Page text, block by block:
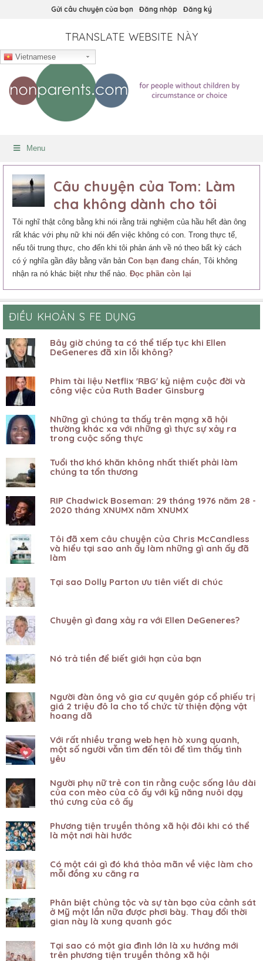
Gửi câu chuyện của bạn Đăng nhập Đăng ký
TRANSLATE WEBSITE NÀY
Vietnamese
Menu
Câu chuyện của Tom: Làm
cha không dành cho tôi
Tôi nghĩ thật công bằng khi nói rằng trải nghiệm của hầu hết đàn ông
rất khác với phụ nữ khi nói đến việc không có con. Trong thực tế,
nếu tôi trung thực, cho đến khi tôi phản ánh về nó theo bất kỳ cách
có ý nghĩa gần đây bằng văn bản Con bạn đang chán, Tôi không
nhận ra nó khác biệt như thế nào. Đọc phần còn lại
ĐIỀU KHOẢN S FE DỤNG
Bây giờ chúng ta có thể tiếp tục khi Ellen
DeGeneres đã xin lỗi không?
Phim tài liệu Netflix 'RBG' kỷ ​​niệm cuộc đời và
công việc của Ruth Bader Ginsburg
Những gì chúng ta thấy trên mạng xã hội
thường khác xa với những gì thực sự xảy ra
trong cuộc sống thực
Tuổi thơ khó khăn không nhất thiết phải làm
chúng ta tổn thương
RIP Chadwick Boseman: 29 tháng 1976 năm 28 -
2020 tháng XNUMX năm XNUMX
Tôi đã xem câu chuyện của Chris McCandless
và hiểu tại sao anh ấy làm những gì anh ấy đã
làm
Tại sao Dolly Parton ưu tiên viết di chúc
Chuyện gì đang xảy ra với Ellen DeGeneres?
Nó trả tiền để biết giới hạn của bạn
Người đàn ông vô gia cư quyên góp cổ phiếu trị
giá 2 triệu đô la cho tổ chức từ thiện động vật
hoang dã
Với rất nhiều trang web hẹn hò xung quanh,
một số người vẫn tìm đến tôi để tìm thấy tình
yêu
Người phụ nữ trẻ con tin rằng cuộc sống lâu dài
của con mèo của cô ấy với kỹ năng nuôi dạy
thú cưng của cô ấy
Phương tiện truyền thông xã hội đôi khi có thể
là một nơi hài hước
Có một cái gì đó khá thỏa mãn về việc làm cho
mỗi đồng xu căng ra
Phân biệt chủng tộc và sự tàn bạo của cảnh sát
ở Mỹ một lần nữa được phơi bày. Thay đổi thời
gian này là xung quanh góc
Tại sao có một gia đình lớn là xu hướng mới
trên phương tiện truyền thông xã hội